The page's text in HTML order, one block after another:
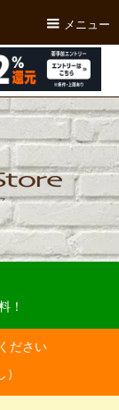
メニュー
！
ださい